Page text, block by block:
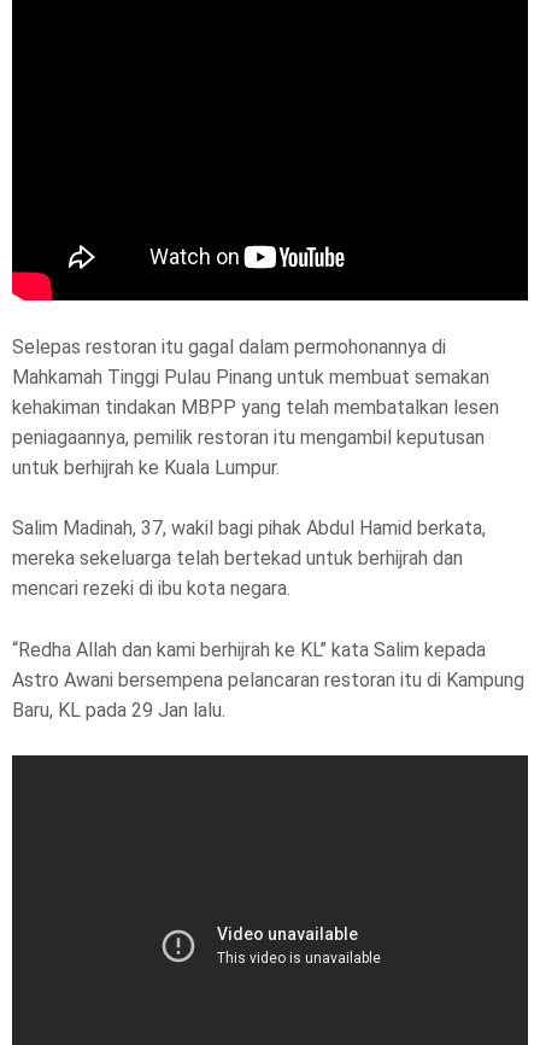
Selepas restoran itu gagal dalam permohonannya di
Mahkamah Tinggi Pulau Pinang untuk membuat semakan
kehakiman tindakan MBPP yang telah membatalkan lesen
peniagaannya, pemilik restoran itu mengambil keputusan
untuk berhijrah ke Kuala Lumpur.
Salim Madinah, 37, wakil bagi pihak Abdul Hamid berkata,
mereka sekeluarga telah bertekad untuk berhijrah dan
mencari rezeki di ibu kota negara.
“Redha Allah dan kami berhijrah ke KL” kata Salim kepada
Astro Awani bersempena pelancaran restoran itu di Kampung
Baru, KL pada 29 Jan lalu.